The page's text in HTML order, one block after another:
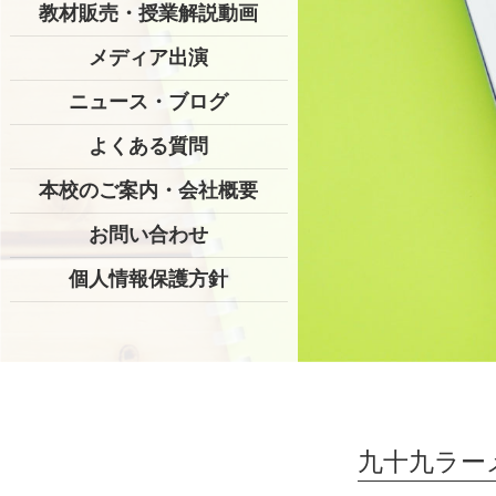
教材販売・授業解説動画
メディア出演
ニュース・ブログ
よくある質問
本校のご案内・会社概要
お問い合わせ
個人情報保護方針
九十九ラー